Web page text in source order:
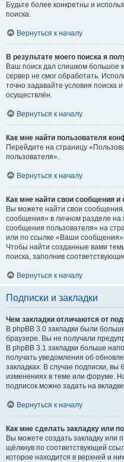
Будьте более конкретны и
поиска.
Вернуться к началу
В результате моего поиска я
Ваш поиск дал слишком большое
сервер не смог обработать.
точно задавайте условия
осуществлён.
Вернуться к началу
Как мне найти пользователя
Перейдите на страницу
пользователя».
Вернуться к началу
Как мне найти свои сообщения
Вы можете найти свои
сообщения» в личном разделе на
сообщения пользователя» на
или по ссылке «Ваши
Чтобы найти созданные вами
поиска, заполнив
Вернуться к началу
Подписки и закладки
Чем закладки отличаются от
В phpBB 3.0 закладки были
браузере. Вы не получали
В phpBB 3.1 закладки больше
получать уведомления об
закладках. В случае подписки, вы
изменениях в теме или форуме.
подписок можно задать на
Вернуться к началу
Как мне сделать закладку или
Вы можете создать закладку или
щёлкнув по соответствующей
которое находится в верхней и